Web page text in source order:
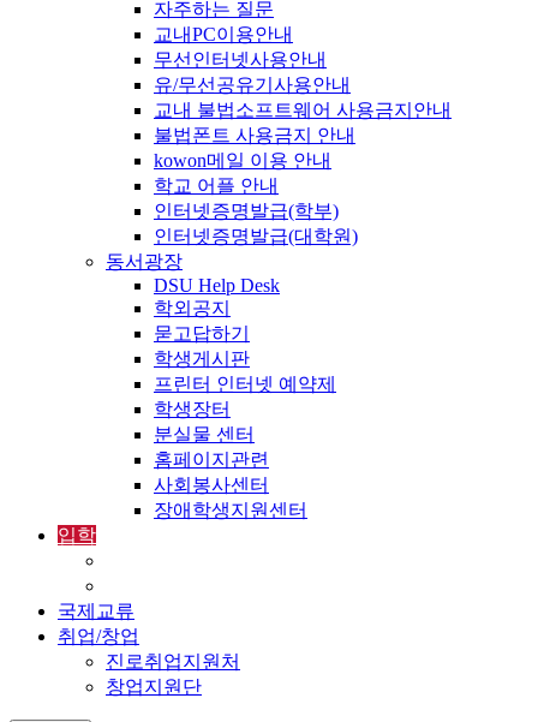
자주하는 질문
교내PC이용안내
무선인터넷사용안내
유/무선공유기사용안내
교내 불법소프트웨어 사용금지안내
불법폰트 사용금지 안내
kowon메일 이용 안내
학교 어플 안내
인터넷증명발급(학부)
인터넷증명발급(대학원)
동서광장
DSU Help Desk
학외공지
묻고답하기
학생게시판
프린터 인터넷 예약제
학생장터
분실물 센터
홈페이지관련
사회봉사센터
장애학생지원센터
입학
국제교류
취업/창업
진로취업지원처
창업지원단